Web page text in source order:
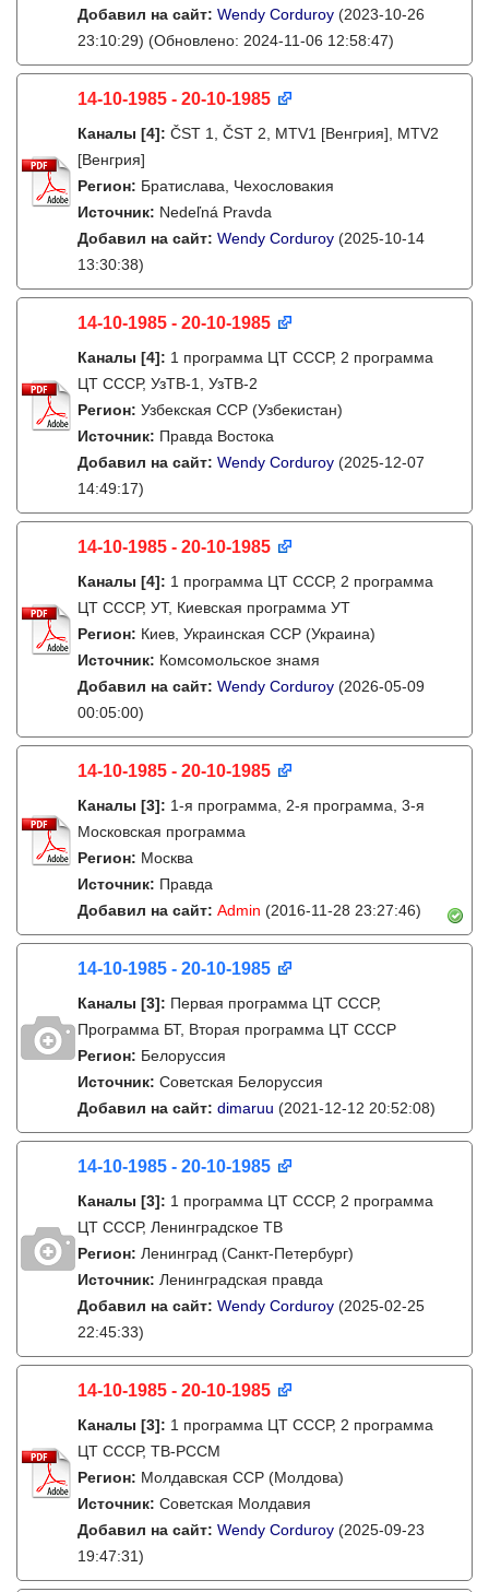
Добавил на сайт: Wendy Corduroy (2023-10-26
23:10:29) (Обновлено: 2024-11-06 12:58:47)
14-10-1985 - 20-10-1985
Каналы [4]: ČST 1, ČST 2, MTV1 [Венгрия], MTV2
[Венгрия]
Регион: Братислава, Чехословакия
Источник: Nedeľná Pravda
Добавил на сайт: Wendy Corduroy (2025-10-14
13:30:38)
14-10-1985 - 20-10-1985
Каналы [4]: 1 программа ЦТ СССР, 2 программа
ЦТ СССР, УзТВ-1, УзТВ-2
Регион: Узбекская ССР (Узбекистан)
Источник: Правда Востока
Добавил на сайт: Wendy Corduroy (2025-12-07
14:49:17)
14-10-1985 - 20-10-1985
Каналы [4]: 1 программа ЦТ СССР, 2 программа
ЦТ СССР, УТ, Киевская программа УТ
Регион: Киев, Украинская ССР (Украина)
Источник: Комсомольское знамя
Добавил на сайт: Wendy Corduroy (2026-05-09
00:05:00)
14-10-1985 - 20-10-1985
Каналы [3]: 1-я программа, 2-я программа, 3-я
Московская программа
Регион: Москва
Источник: Правда
Добавил на сайт: Admin (2016-11-28 23:27:46)
14-10-1985 - 20-10-1985
Каналы [3]: Первая программа ЦТ СССР,
Программа БТ, Вторая программа ЦТ СССР
Регион: Белоруссия
Источник: Советская Белоруссия
Добавил на сайт: dimaruu (2021-12-12 20:52:08)
14-10-1985 - 20-10-1985
Каналы [3]: 1 программа ЦТ СССР, 2 программа
ЦТ СССР, Ленинградское ТВ
Регион: Ленинград (Санкт-Петербург)
Источник: Ленинградская правда
Добавил на сайт: Wendy Corduroy (2025-02-25
22:45:33)
14-10-1985 - 20-10-1985
Каналы [3]: 1 программа ЦТ СССР, 2 программа
ЦТ СССР, ТВ-РССМ
Регион: Молдавская ССР (Молдова)
Источник: Советская Молдавия
Добавил на сайт: Wendy Corduroy (2025-09-23
19:47:31)